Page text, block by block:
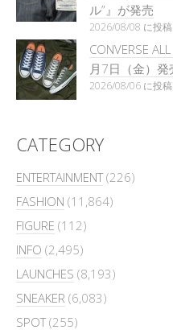
ル”』が発売
2026/08/08 に投
CONVERSE
月7日（金）発
2026/08/06 に投
CATEGORY
ENTERTAINMENT(226)
FASHION (11,864)
FIGURE (112)
INFO (2,495)
LAUNCHES (8,193)
SNEAKER (6,083)
SPOT(255)